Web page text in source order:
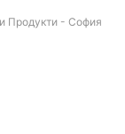
Продукти - София